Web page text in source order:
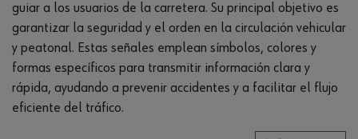
guiar a los usuarios de la carretera. Su principal objetivo es
garantizar la seguridad y el orden en la circulación vehicular
y peatonal. Estas señales emplean símbolos, colores y
formas específicos para transmitir información clara y
rápida, ayudando a prevenir accidentes y a facilitar el flujo
eficiente del tráfico.